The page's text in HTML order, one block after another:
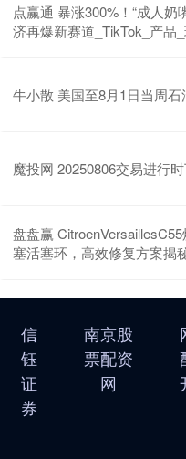
点赢通 暴涨300%！“成人奶
济再爆新赛道_TikTok_产品
牛小散 美国至8月1日当周石
魔投网 20250806交易进行
盘盘赢
塞活塞环，高效修复方案揭
信
钰
证
券
南京股
票配资
网